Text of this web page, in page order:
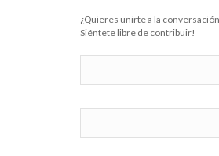
¿Quieres unirte a la
Siéntete libre de contribuir!